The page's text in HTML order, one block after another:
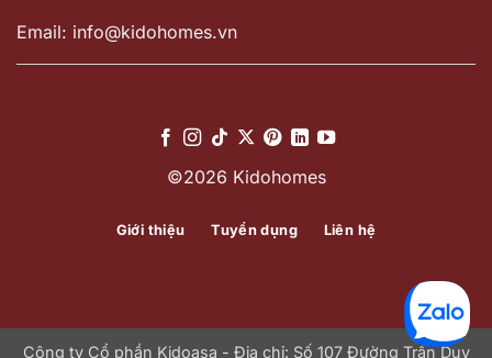
Email: info@kidohomes.vn
©2026 Kidohomes
Giới thiệu Tuyển dụng Liên hệ
Công ty Cổ phần Kidoasa - Địa chỉ: Số 107 Đường Trần Duy